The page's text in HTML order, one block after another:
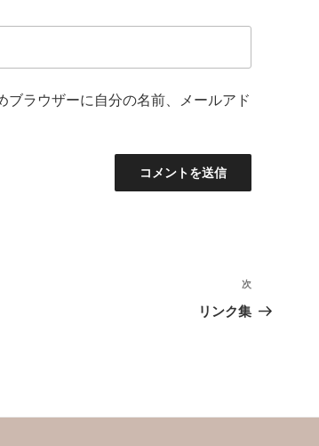
ブラウザーに自分の名前、メールアド
次
の
次
リンク集